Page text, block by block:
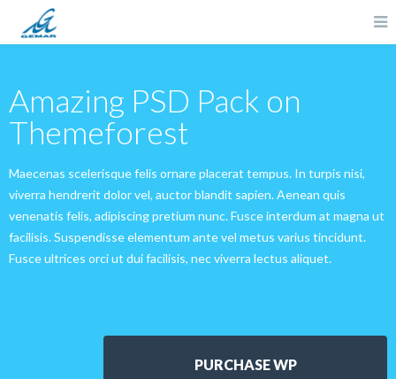
Amazing PSD Pack on
Themeforest
Maecenas scelerisque felis ornare placerat tempus. In turpis nisi,
viverra hendrerit dolor vel, auctor blandit sapien. Aenean quis
venenatis felis, adipiscing pretium nunc. Fusce interdum at magna ut
facilisis. Suspendisse elementum ante vel metus varius tincidunt.
Fusce ultrices orci ut dui facilisis, nec viverra lectus aliquet.
PURCHASE WP